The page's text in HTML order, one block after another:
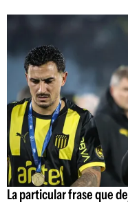
La particular frase que